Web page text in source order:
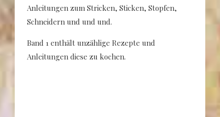
Anleitungen zum Stricken, Sticken, Stopfen,
Schneidern und und und.
Band 1 enthält unzählige Rezepte und
Anleitungen diese zu kochen.